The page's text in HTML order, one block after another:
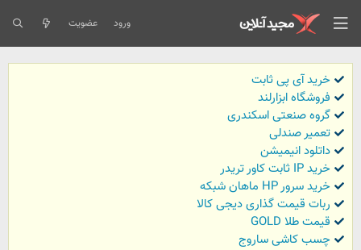
ورود عضویت
خرید آی پی ثابت
فروشگاه ابزارلند
گروه صنعتی اسکندری
تعمیر صندلی
داتلود انیمیشن
خرید IP ثابت کاور تریدر
خرید سرور HP ماهان شبکه
ربات قیمت گذاری دیجی کالا
قیمت طلا GOLD
چسب کاشی ساروج